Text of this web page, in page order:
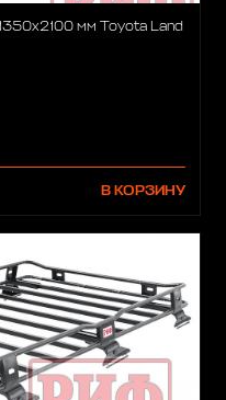
мм Toyota Land
В КОРЗИНУ